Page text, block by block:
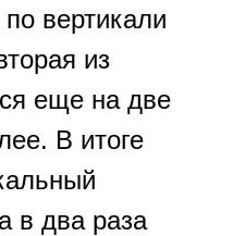
вертикали
из
еще на две
В итоге
в два раза